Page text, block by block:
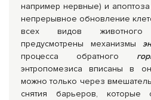
например нервные) и апоптоза
непрерывное обновление
всех видов животного
предусмотрены механизмы
процесса обратного
энтропомезиса вписаны в
можно только через
снятия барьеров, которые